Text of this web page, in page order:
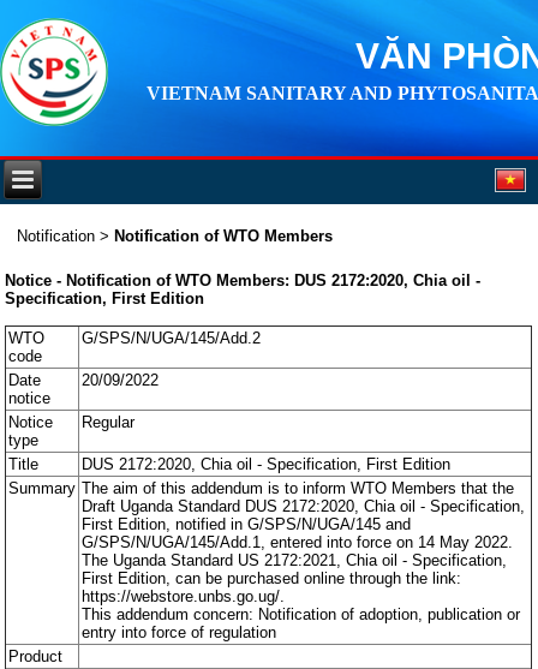
VĂN
VIETNAM SANITARY AND
Notification > Notification of WTO Members
Notice - Notification of WTO Members: DUS 2172:2020, Chia oil -
Specification, First Edition
WTO
code
G/SPS/N/UGA/145/Add.2
Date
notice
20/09/2022
Notice
type
Regular
Title
DUS 2172:2020, Chia oil - Specification, First Edition
Summary The aim of this addendum is to inform WTO Members that the
Draft Uganda Standard DUS 2172:2020, Chia oil - Specification,
First Edition, notified in G/SPS/N/UGA/145 and
G/SPS/N/UGA/145/Add.1, entered into force on 14 May 2022.
The Uganda Standard US 2172:2021, Chia oil - Specification,
First Edition, can be purchased online through the link:
https://webstore.unbs.go.ug/.
This addendum concern: Notification of adoption, publication or
entry into force of regulation
Product